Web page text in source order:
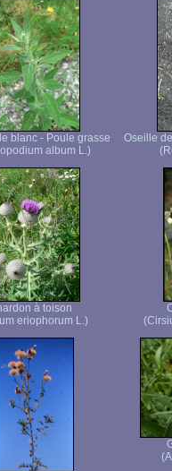
blanc - Poule grasse
album L.)
Oseille
à toison
eriophorum L.)